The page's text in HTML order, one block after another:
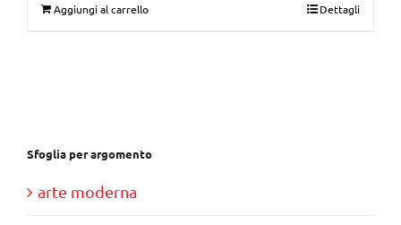
Aggiungi al carrello Dettagli
Sfoglia per argomento
arte moderna